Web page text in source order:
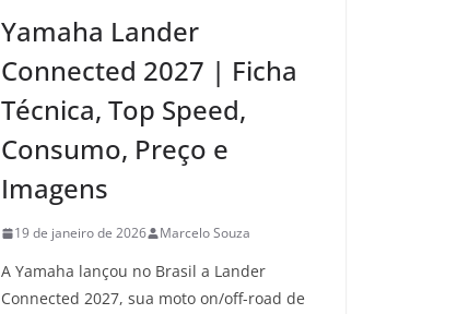
Yamaha Lander
Connected 2027 | Ficha
Técnica, Top Speed,
Consumo, Preço e
Imagens
19 de janeiro de 2026 Marcelo Souza
A Yamaha lançou no Brasil a Lander
Connected 2027, sua moto on/off-road de